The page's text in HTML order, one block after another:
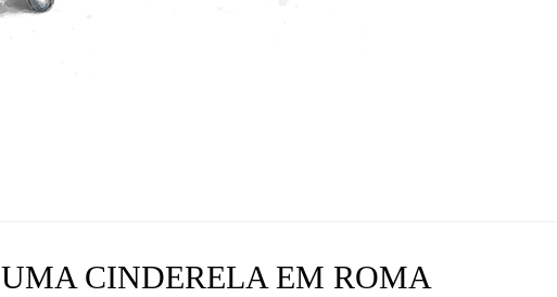
UMA CINDERELA EM ROMA